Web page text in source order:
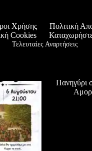
Χρήσης
Πολιτική
Cookies
Τελευταίες Αναρτήσεις
Πανηγύρι